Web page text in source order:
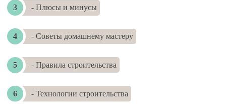
- Плюсы и минусы
- Советы домашнему мастеру
- Правила строительства
- Технологии строительства